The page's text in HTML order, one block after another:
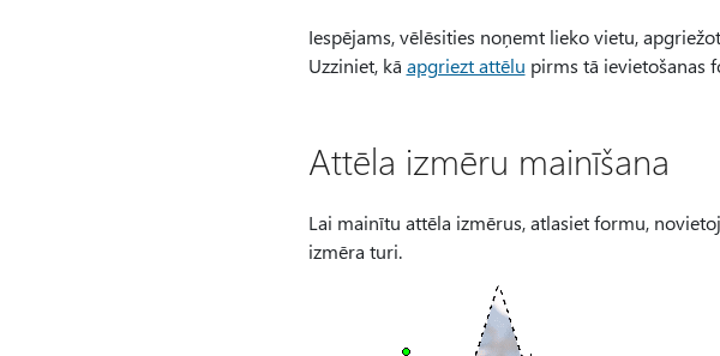
Iespējams, vēlēsities noņemt lieko vietu,
Uzziniet, kā apgriezt attēlu pirms tā ievietošanas
Attēla izmēru mainīšana
Lai mainītu attēla izmērus, atlasiet formu,
izmēra turi.